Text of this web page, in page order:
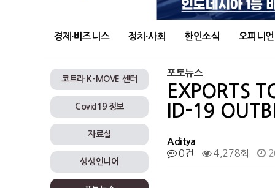
경제∙비즈니스 정치∙사회 한인소식 오피니언
코트라 K-MOVE 센터
Covid19 정보
자료실
생생인니어
포토뉴스
EXPORTS
ID-19
Aditya
0건 4,278회